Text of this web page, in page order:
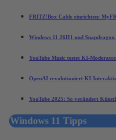
FRITZ!Box Cable einrichten:
Windows 11 26H1 und
YouTube Music testet KI-
OpenAI revolutioniert KI-
YouTube 2025: So verändert
Windows 11 Tipps